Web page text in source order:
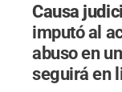
Causa
imputó al
abuso en
seguirá en